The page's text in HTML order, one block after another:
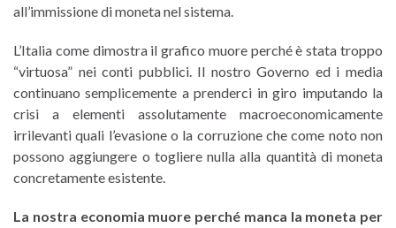
all’immissione di moneta nel sistema.
L’Italia come dimostra il grafico muore perché è stata troppo
“virtuosa” nei conti pubblici. Il nostro Governo ed i media
continuano semplicemente a prenderci in giro imputando la
crisi a elementi assolutamente macroeconomicamente
irrilevanti quali l’evasione o la corruzione che come noto non
possono aggiungere o togliere nulla alla quantità di moneta
concretamente esistente.
La nostra economia muore perché manca la moneta per